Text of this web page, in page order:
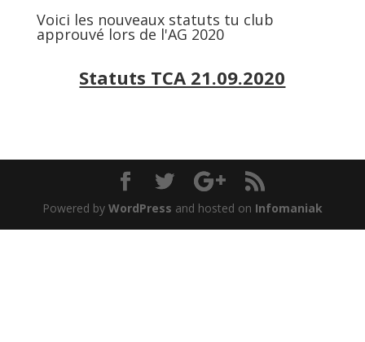
Voici les nouveaux statuts tu club
approuvé lors de l'AG 2020
Statuts TCA 21.09.2020
Powered by WordPress and hosted on Infomaniak